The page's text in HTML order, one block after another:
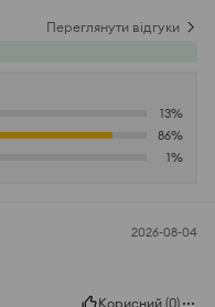
Переглянути відгуки
13%
86%
1%
2026-08-04
Корисний (0)